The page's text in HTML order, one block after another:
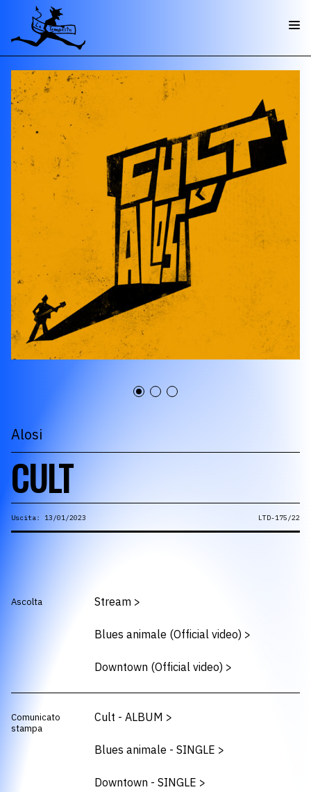
Alosi
CULT
Uscita: 13/01/2023 LTD-175/22
Ascolta Stream >
Blues animale (Official video) >
Downtown (Official video) >
Comunicato
stampa
Cult - ALBUM >
Blues animale - SINGLE >
Downtown - SINGLE >